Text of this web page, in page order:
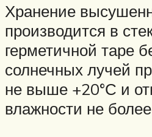
Хранение
производится в
герметичной таре
солнечных лучей
не выше +20°С и
влажности не